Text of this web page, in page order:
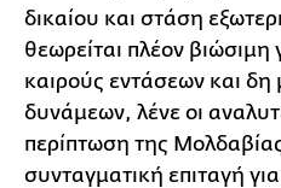
δικαίου και στάση
θεωρείται πλέον βιώσιμη
καιρούς εντάσεων και
δυνάμεων, λένε οι
περίπτωση της
συνταγματική επιταγή